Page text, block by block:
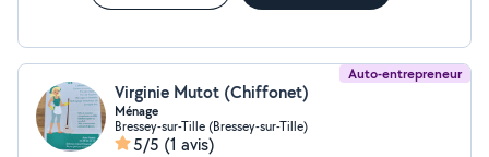
Auto-entrepreneur
Virginie Mutot (Chiffonet)
Ménage
Bressey-sur-Tille (Bressey-sur-Tille)
5/5 (1 avis)